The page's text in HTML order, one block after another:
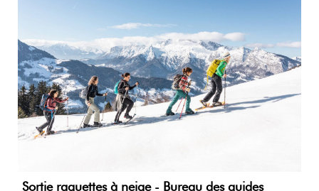
Sortie raquettes à neige - Bureau des guides